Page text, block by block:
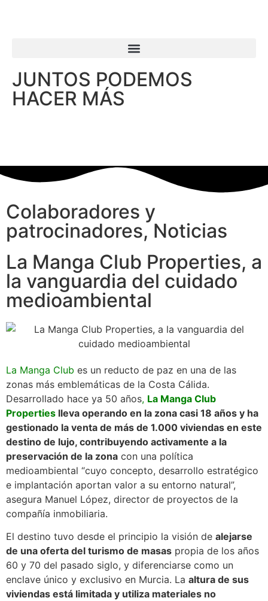
JUNTOS PODEMOS
HACER MÁS
Colaboradores y
patrocinadores, Noticias
La Manga Club Properties, a
la vanguardia del cuidado
medioambiental
La Manga Club es un reducto de paz en una de las
zonas más emblemáticas de la Costa Cálida.
Desarrollado hace ya 50 años, La Manga Club
Properties lleva operando en la zona casi 18 años y ha
gestionado la venta de más de 1.000 viviendas en este
destino de lujo, contribuyendo activamente a la
preservación de la zona con una política
medioambiental “cuyo concepto, desarrollo estratégico
e implantación aportan valor a su entorno natural”,
asegura Manuel López, director de proyectos de la
compañía inmobiliaria.
El destino tuvo desde el principio la visión de alejarse
de una oferta del turismo de masas propia de los años
60 y 70 del pasado siglo, y diferenciarse como un
enclave único y exclusivo en Murcia. La altura de sus
viviendas está limitada y utiliza materiales no